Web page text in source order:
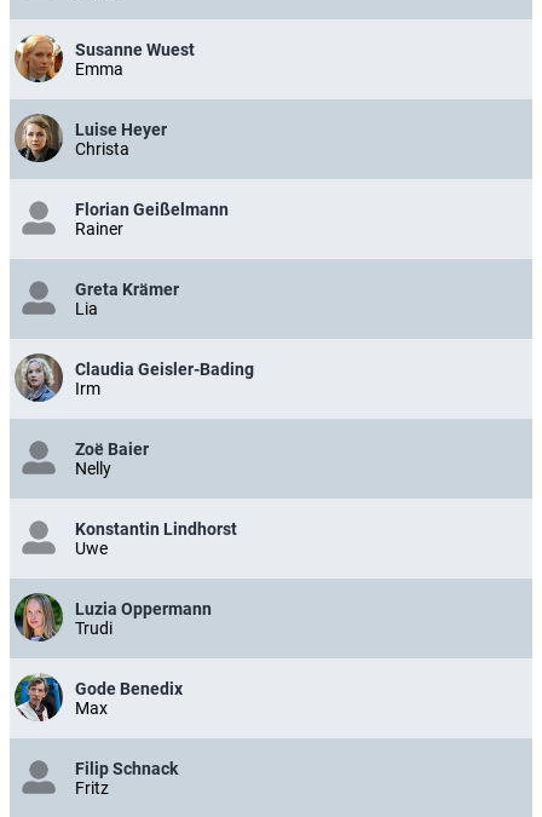
Susanne Wuest
Emma
Luise Heyer
Christa
Florian Geißelmann
Rainer
Greta Krämer
Lia
Claudia Geisler-Bading
Irm
Zoë Baier
Nelly
Konstantin Lindhorst
Uwe
Luzia Oppermann
Trudi
Gode Benedix
Max
Filip Schnack
Fritz